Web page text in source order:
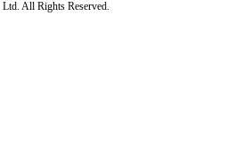
All Rights Reserved.